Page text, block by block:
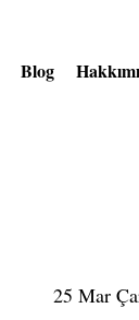
Blog
25 Mar